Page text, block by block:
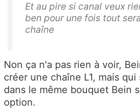
Et au pire si canal veux
ben pour une fois tout
chaîne
Non ça n'a pas rien à voir,
créer une chaîne L1, mais
dans le même bouquet Bein
option.